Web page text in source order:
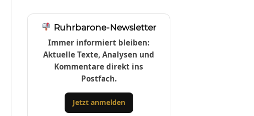
Ruhrbarone-Newsletter
Immer informiert bleiben:
Aktuelle Texte, Analysen und
Kommentare direkt ins
Postfach.
Jetzt anmelden